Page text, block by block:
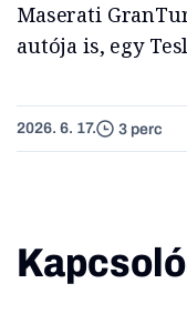
Maserati
autója is, egy
2026. 6. 17. 3 perc